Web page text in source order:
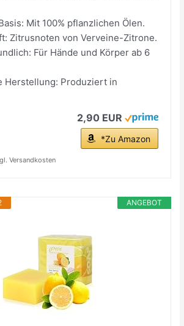
Mit 100% pflanzlichen Ölen.
Zitrusnoten von Verveine-Zitrone.
Für Hände und Körper ab 6
Herstellung: Produziert in
2,90 EUR
*Zu Amazon
Versandkosten
ANGEBOT